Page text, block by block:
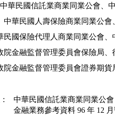
華民國信託業商業同業公會、
會、中華民國人壽保險商業同業
中華民國保險代理人商業同業公
行政院金融監督管理委員會保險
行政院金融監督管理委員會證券
中華民國信託業商業同業公會
金融業務參考資料 96 年 12